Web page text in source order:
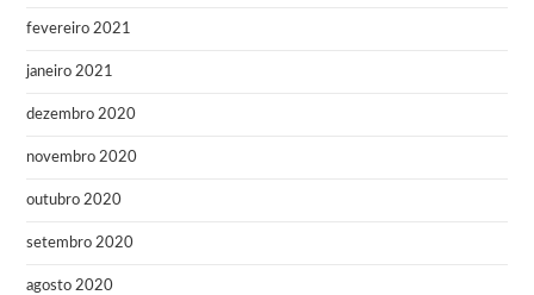
fevereiro 2021
janeiro 2021
dezembro 2020
novembro 2020
outubro 2020
setembro 2020
agosto 2020